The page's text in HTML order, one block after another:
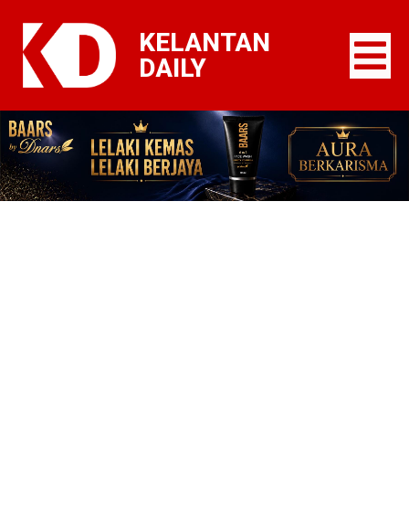
KELANTAN
DAILY